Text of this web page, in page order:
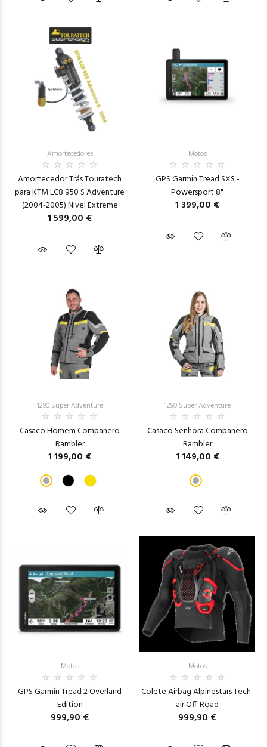
Amortecedores
Amortecedor Trás Touratech
para KTM LC8 950 S Adventure
(2004-2005) Nivel Extreme
1 599,00 €
Motos
GPS Garmin Tread SXS -
Powersport 8"
1 399,00 €
1290 Super Adventure
Casaco Homem Compañero
Rambler
1 199,00 €
1290 Super Adventure
Casaco Senhora Compañero
Rambler
1 149,00 €
Motos
GPS Garmin Tread 2 Overland
Edition
999,90 €
Motos
Colete Airbag Alpinestars Tech-
air Off-Road
999,90 €